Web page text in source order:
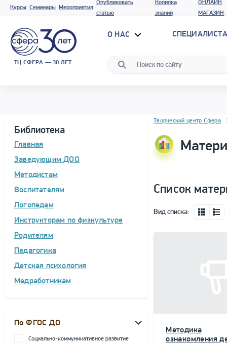
Курсы Семинары Мероприятия
Опубликовать
статью
Копилка
знаний
ОНЛАЙН
МАГАЗИН
ТЦ СФЕРА — 30 ЛЕТ
О НАС
Библиотека
Главная
Заведующим ДОО
Методистам
Воспитателям
Логопедам
Инструкторам по физкультуре
Родителям
Педагогика
Детская психология
Медработникам
По ФГОС ДО
Социально-коммуникативное развитие
Блок новостей
Творческий центр Сфера
Список
Вид списка:
Методика
ознакомления